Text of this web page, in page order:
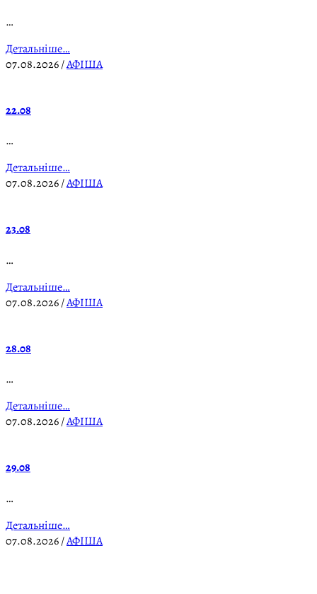
…
Детальніше…
07.08.2026/АФІША
22.08
…
Детальніше…
07.08.2026/АФІША
23.08
…
Детальніше…
07.08.2026/АФІША
28.08
…
Детальніше…
07.08.2026/АФІША
29.08
…
Детальніше…
07.08.2026/АФІША